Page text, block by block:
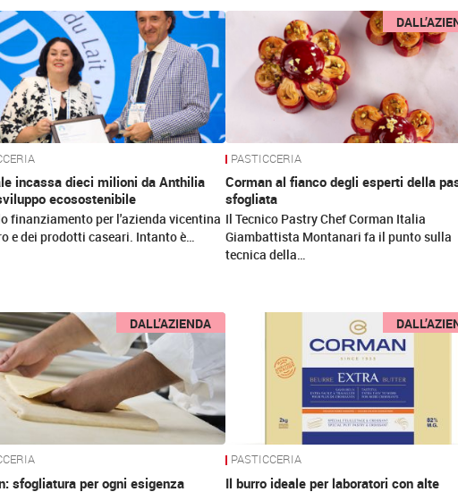
incassa dieci milioni da Anthilia
ecosostenibile
finanziamento per l'azienda vicentina
e dei prodotti caseari. Intanto è…
PASTICCERIA
Corman al fianco degli esperti della
sfogliata
Il Tecnico Pastry Chef Corman Italia
Giambattista Montanari fa il punto sulla
tecnica della…
DALL’AZIENDA
sfogliatura per ogni esigenza
PASTICCERIA
Il burro ideale per laboratori con alte